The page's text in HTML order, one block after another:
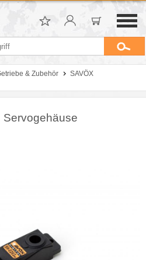
& Zubehör
SAVÖX
Servogehäuse